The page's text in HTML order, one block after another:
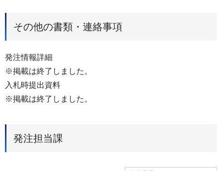
その他の書類・連絡事項
発注情報詳細
※掲載は終了しました。
入札時提出資料
※掲載は終了しました。
発注担当課